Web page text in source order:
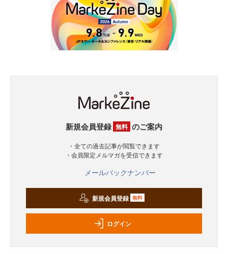
新規会員登録 無料 のご案内
・全ての過去記事が閲覧できます
・会員限定メルマガを受信できます
メールバックナンバー
新規会員登録 無料
ログイン